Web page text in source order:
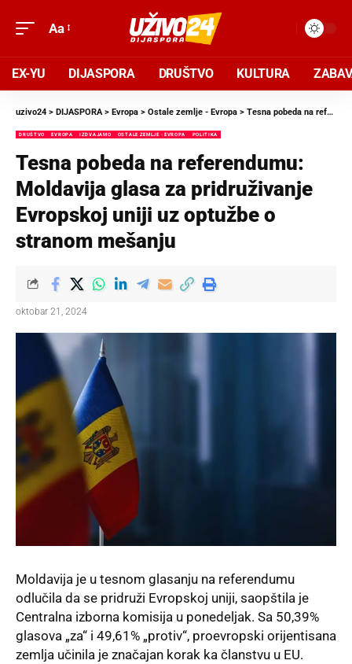
Aa
EX-YU DIJASPORA DRUŠTVO KULTURA
uzivo24 > DIJASPORA> Evropa > Ostale zemlje - Evropa > Tesna pobeda na referendumu: Moldavija glasa za pridruživanje Evropskoj uniji uz optužbe o stranom mešanju
DRUŠTVO EVROPA IZDVAJAMO OSTALE ZEMLJE - EVROPA POLITIKA
Tesna pobeda na referendumu:
Moldavija glasa za pridruživanje
Evropskoj uniji uz optužbe o
stranom mešanju
oktobar 21, 2024
Moldavija je u tesnom glasanju na referendumu
odlučila da se pridruži Evropskoj uniji, saopštila je
Centralna izborna komisija u ponedeljak. Sa 50,39%
glasova „za“ i 49,61% „protiv“, proevropski orijentisana
zemlja učinila je značajan korak ka članstvu u EU.